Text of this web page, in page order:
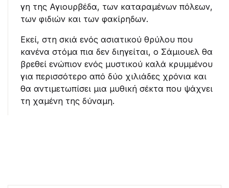
γη της Αγιουρβέδα, των καταραμένων πόλεων,
των φιδιών και των φακίρηδων.
Εκεί, στη σκιά ενός ασιατικού θρύλου που
κανένα στόμα πια δεν διηγείται, ο Σάμιουελ θα
βρεθεί ενώπιον ενός μυστικού καλά κρυμμένου
για περισσότερο από δύο χιλιάδες χρόνια και
θα αντιμετωπίσει μια μυθική σέκτα που ψάχνει
τη χαμένη της δύναμη.